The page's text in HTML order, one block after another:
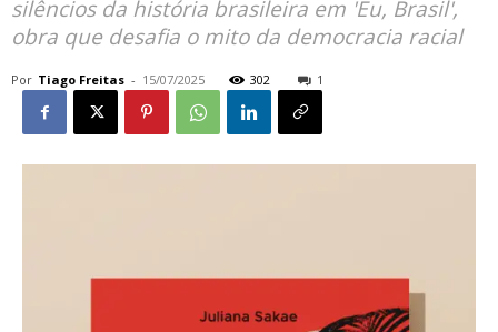
silêncios da história brasileira em 'Eu, Brasil',
obra que desafia o mito da democracia racial
Por Tiago Freitas - 15/07/2025 302 1